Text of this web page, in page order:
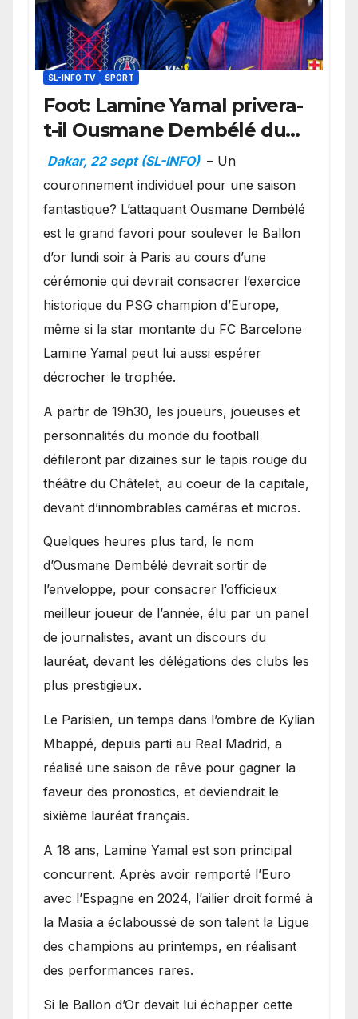
SL-INFO TV SPORT
Foot: Lamine Yamal privera-
t-il Ousmane Dembélé du
Ballon d’or ?
Dakar, 22 sept (SL-INFO) – Un
couronnement individuel pour une saison
fantastique? L’attaquant Ousmane Dembélé
est le grand favori pour soulever le Ballon
d’or lundi soir à Paris au cours d’une
cérémonie qui devrait consacrer l’exercice
historique du PSG champion d’Europe,
même si la star montante du FC Barcelone
Lamine Yamal peut lui aussi espérer
décrocher le trophée.
A partir de 19h30, les joueurs, joueuses et
personnalités du monde du football
défileront par dizaines sur le tapis rouge du
théâtre du Châtelet, au coeur de la capitale,
devant d’innombrables caméras et micros.
Quelques heures plus tard, le nom
d’Ousmane Dembélé devrait sortir de
l’enveloppe, pour consacrer l’officieux
meilleur joueur de l’année, élu par un panel
de journalistes, avant un discours du
lauréat, devant les délégations des clubs les
plus prestigieux.
Le Parisien, un temps dans l’ombre de Kylian
Mbappé, depuis parti au Real Madrid, a
réalisé une saison de rêve pour gagner la
faveur des pronostics, et deviendrait le
sixième lauréat français.
A 18 ans, Lamine Yamal est son principal
concurrent. Après avoir remporté l’Euro
avec l’Espagne en 2024, l’ailier droit formé à
la Masia a éclaboussé de son talent la Ligue
des champions au printemps, en réalisant
des performances rares.
Si le Ballon d’Or devait lui échapper cette